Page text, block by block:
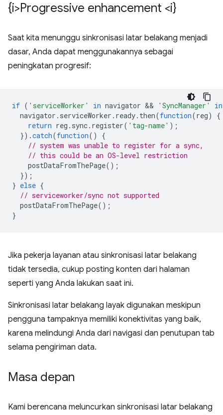
{i>Progressive enhancement <i}
Saat kita menunggu sinkronisasi latar belakang menjadi
dasar, Anda dapat menggunakannya sebagai
peningkatan progresif:
if ( 'serviceWorker' in navigator && 'SyncManager'
in
navigator . serviceWorker . ready. then(function(reg)
{
return reg . sync. register( 'tag-name' );
}).catch(function()
{
// system was unable to register for a sync,
// this could be an OS-level restriction
postDataFromThePage();
});
} else {
// serviceworker/sync not supported
postDataFromThePage();
}
Jika pekerja layanan atau sinkronisasi latar belakang
tidak tersedia, cukup posting konten dari halaman
seperti yang Anda lakukan saat ini.
Sinkronisasi latar belakang layak digunakan meskipun
pengguna tampaknya memiliki konektivitas yang baik,
karena melindungi Anda dari navigasi dan penutupan tab
selama pengiriman data.
Masa depan
Kami berencana meluncurkan sinkronisasi latar belakang